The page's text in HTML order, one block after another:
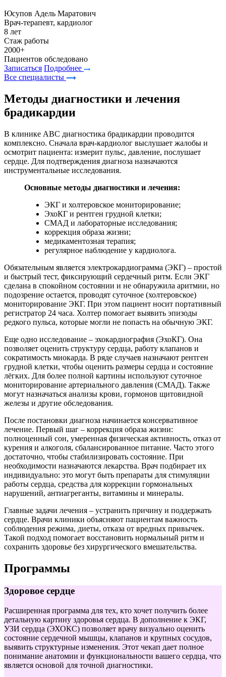
Юсупов Адель Маратович
Врач-терапевт, кардиолог
8 лет
Стаж работы
2000+
Пациентов обследовано
Записаться Подробнее
Все специалисты
Методы диагностики и лечения
брадикардии
В клинике ABC диагностика брадикардии проводится
комплексно. Сначала врач-кардиолог выслушает жалобы и
осмотрит пациента: измерит пульс, давление, послушает
сердце. Для подтверждения диагноза назначаются
инструментальные исследования.
Основные методы диагностики и лечения:
ЭКГ и холтеровское мониторирование;
ЭхоКГ и рентген грудной клетки;
СМАД и лабораторные исследования;
коррекция образа жизни;
медикаментозная терапия;
регулярное наблюдение у кардиолога.
Обязательным является электрокардиограмма (ЭКГ) – простой
и быстрый тест, фиксирующий сердечный ритм. Если ЭКГ
сделана в спокойном состоянии и не обнаружила аритмии, но
подозрение остается, проводят суточное (холтеровское)
мониторирование ЭКГ. При этом пациент носит портативный
регистратор 24 часа. Холтер помогает выявить эпизоды
редкого пульса, которые могли не попасть на обычную ЭКГ.
Еще одно исследование – эхокардиография (ЭхоКГ). Она
позволяет оценить структуру сердца, работу клапанов и
сократимость миокарда. В ряде случаев назначают рентген
грудной клетки, чтобы оценить размеры сердца и состояние
лёгких. Для более полной картины используют суточное
мониторирование артериального давления (СМАД). Также
могут назначаться анализы крови, гормонов щитовидной
железы и другие обследования.
После постановки диагноза начинается консервативное
лечение. Первый шаг – коррекция образа жизни:
полноценный сон, умеренная физическая активность, отказ от
курения и алкоголя, сбалансированное питание. Часто этого
достаточно, чтобы стабилизировать состояние. При
необходимости назначаются лекарства. Врач подбирает их
индивидуально: это могут быть препараты для стимуляции
работы сердца, средства для коррекции гормональных
нарушений, антиагреганты, витамины и минералы.
Главные задачи лечения – устранить причину и поддержать
сердце. Врачи клиники объясняют пациентам важность
соблюдения режима, диеты, отказа от вредных привычек.
Такой подход помогает восстановить нормальный ритм и
сохранить здоровье без хирургического вмешательства.
Программы
Здоровое сердце
Расширенная программа для тех, кто хочет получить более
детальную картину здоровья сердца. В дополнение к ЭКГ,
УЗИ сердца (ЭХОКС) позволяет врачу визуально оценить
состояние сердечной мышцы, клапанов и крупных сосудов,
выявить структурные изменения. Этот чекап дает полное
понимание анатомии и функциональности вашего сердца, что
является основой для точной диагностики.